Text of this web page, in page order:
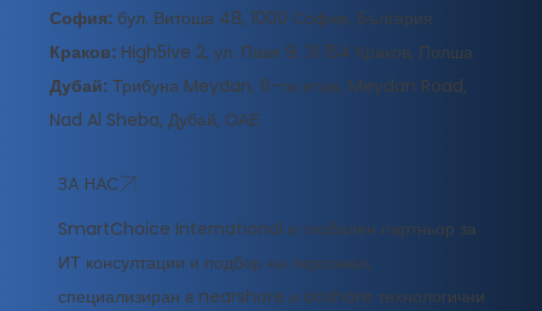
София: бул. Витоша 48, 1000 София, България
Краков: High5ive 2, ул. Павя 9, 31 154 Краков, Полша
Дубай: Трибуна Meydan, 6-ти етаж, Meydan Road,
Nad Al Sheba, Дубай, ОАЕ
ЗА НАС
SmartChoice International е глобален партньор за
ИТ консултации и подбор на персонал,
специализиран в nearshore и onshore технологични